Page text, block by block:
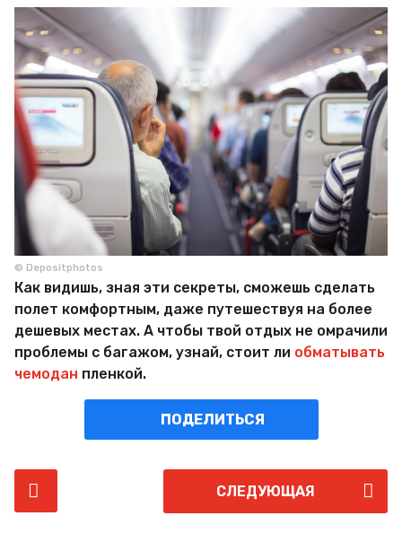
© Depositphotos
Как видишь, зная эти секреты, сможешь сделать
полет комфортным, даже путешествуя на более
дешевых местах. А чтобы твой отдых не омрачили
проблемы с багажом, узнай, стоит ли обматывать
чемодан пленкой.
ПОДЕЛИТЬСЯ
СЛЕДУЮЩАЯ